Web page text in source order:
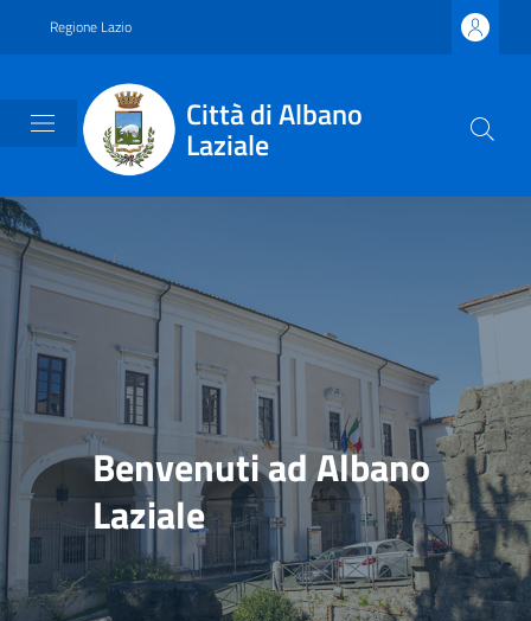
Regione Lazio
Città di Albano
Laziale
Benvenuti ad Albano
Laziale